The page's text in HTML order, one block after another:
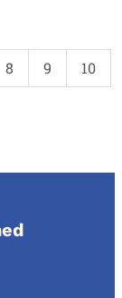
8 9 10